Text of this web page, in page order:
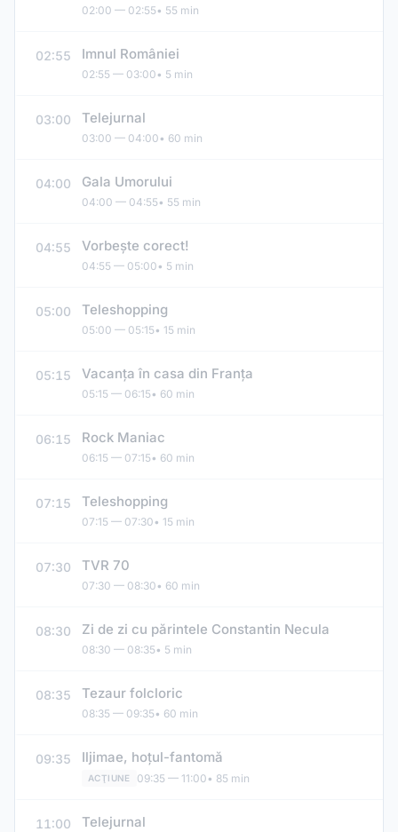
02:00 — 02:55• 55 min
02:55 Imnul României
02:55 — 03:00• 5 min
03:00 Telejurnal
03:00 — 04:00• 60 min
04:00 Gala Umorului
04:00 — 04:55• 55 min
04:55 Vorbeşte corect!
04:55 — 05:00• 5 min
05:00 Teleshopping
05:00 — 05:15• 15 min
05:15 Vacanţa în casa din Franţa
05:15 — 06:15• 60 min
06:15 Rock Maniac
06:15 — 07:15• 60 min
07:15 Teleshopping
07:15 — 07:30• 15 min
07:30 TVR 70
07:30 — 08:30• 60 min
08:30 Zi de zi cu părintele Constantin Necula
08:30 — 08:35• 5 min
08:35 Tezaur folcloric
08:35 — 09:35• 60 min
09:35 Iljimae, hoţul-fantomă
ACŢIUNE 09:35 — 11:00• 85 min
11:00 Telejurnal